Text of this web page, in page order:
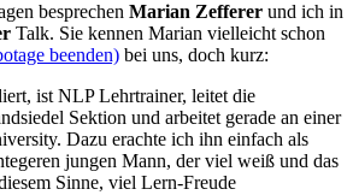
besprechen Marian Zefferer und ich in
Talk. Sie kennen Marian vielleicht schon
beenden) bei uns, doch kurz:
ist NLP Lehrtrainer, leitet die
Sektion und arbeitet gerade an einer
Dazu erachte ich ihn einfach als
jungen Mann, der viel weiß und das
Sinne, viel Lern-Freude